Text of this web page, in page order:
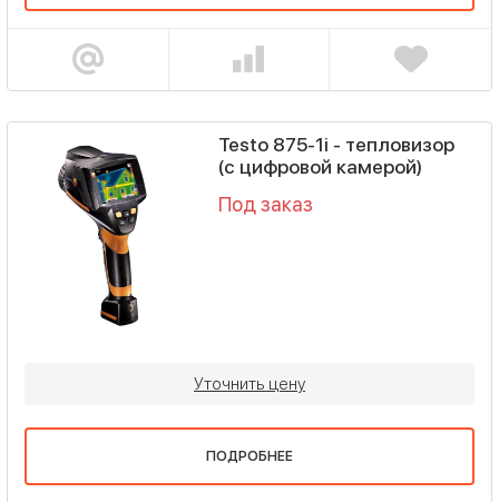
Testo 875-1i - тепловизор
(с цифровой камерой)
Под заказ
Уточнить цену
ПОДРОБНЕЕ